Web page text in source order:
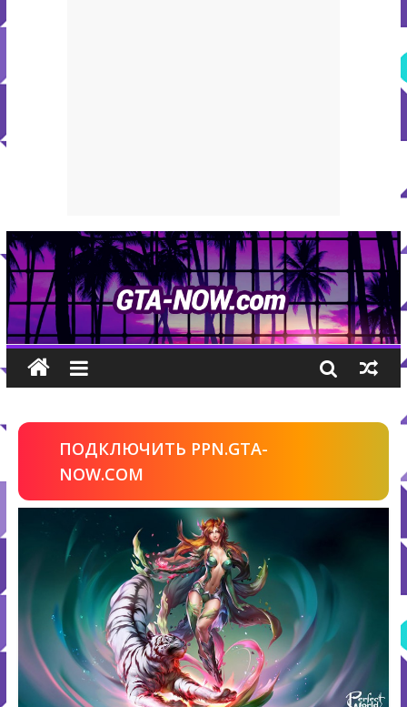
ПОДКЛЮЧИТЬ PPN.GTA-
NOW.COM